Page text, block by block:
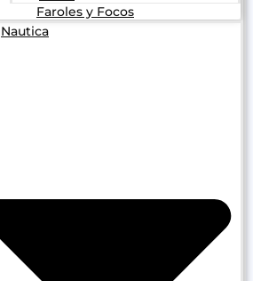
Faroles y Focos
Nautica